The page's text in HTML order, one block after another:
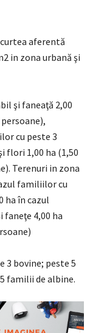
aferentă
in zona urbană şi
şi faneaţă 2,00
cu peste 3
flori 1,00 ha (1,50
Terenuri in zona
familiilor cu
ha în cazul
faneţe 4,00 ha
3 bovine; peste 5
familii de albine.